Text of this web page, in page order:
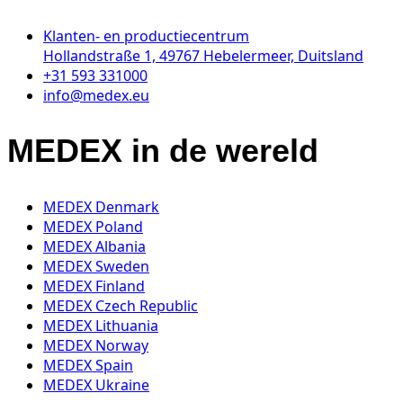
Klanten- en productiecentrum
Hollandstraße 1, 49767 Hebelermeer, Duitsland
+31 593 331000
info@medex.eu
MEDEX in de wereld
MEDEX Denmark
MEDEX Poland
MEDEX Albania
MEDEX Sweden
MEDEX Finland
MEDEX Czech Republic
MEDEX Lithuania
MEDEX Norway
MEDEX Spain
MEDEX Ukraine